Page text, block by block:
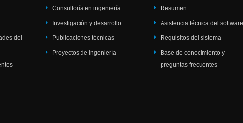
del
Consultoría en ingeniería
Investigación y desarrollo
Publicaciones técnicas
Proyectos de ingeniería
Resumen
Asistencia técnica del software
Requisitos del sistema
Base de conocimiento y
preguntas frecuentes